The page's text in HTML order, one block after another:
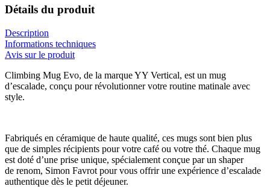
Détails du produit
Description
Informations techniques
Avis sur le produit
Climbing Mug Evo, de la marque YY Vertical, est un mug
d’escalade, conçu pour révolutionner votre routine matinale avec
style.
Fabriqués en céramique de haute qualité, ces mugs sont bien plus
que de simples récipients pour votre café ou votre thé. Chaque mug
est doté d’une prise unique, spécialement conçue par un shaper
de renom, Simon Favrot pour vous offrir une expérience d’escalade
authentique dès le petit déjeuner.